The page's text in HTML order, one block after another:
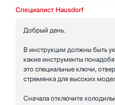
Специалист Hausdorf
Добрый день.
В инструкции должны быть
какие инструменты
это специальные ключи,
стремянка для высоких
Сначала отключите